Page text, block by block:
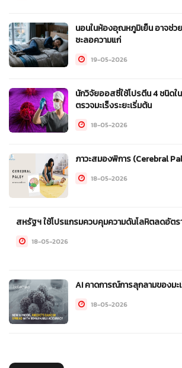
นอนในห้องอุณหภูมิเย็น อาจช่ว
ชะลอความแก่
19-05-2026
นักวิจัยออสซี่ใช้โปรตีน 4 ชนิด
ตรวจมะเร็งระยะเริ่มต้น
18-05-2026
ภาวะสมองพิการ (Cerebral
18-05-2026
สหรัฐฯ ใช้โปรแกรมควบคุมความดันโลหิตลดอัตร
18-05-2026
AI คาดการณ์การลุกลามของมะ
18-05-2026